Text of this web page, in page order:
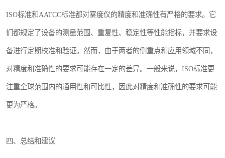
ISO标准和AATCC标准都对雾度仪的精度和准确性有严格的要求。它
们都规定了设备的测量范围、重复性、稳定性等性能指标，并要求设
备进行定期校准和验证。然而，由于两者的侧重点和应用领域不同，
对精度和准确性的要求可能存在一定的差异。一般来说，ISO标准更
注重全球范围内的通用性和可比性，因此对精度和准确性的要求可能
更为严格。
四、总结和建议